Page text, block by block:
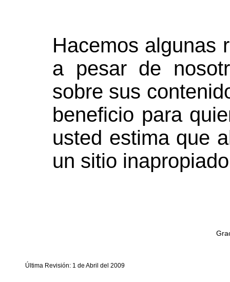
Hacemos algunas
a pesar de
sobre sus
beneficio para
usted estima que
un sitio
Última Revisión: 1 de Abril del 2009